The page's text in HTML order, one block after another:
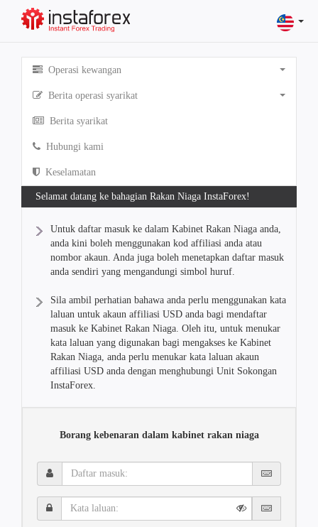
Operasi kewangan
Berita operasi syarikat
Berita syarikat
Hubungi kami
Keselamatan
Selamat datang ke bahagian Rakan Niaga InstaForex!
Untuk daftar masuk ke dalam Kabinet Rakan Niaga anda,
anda kini boleh menggunakan kod affiliasi anda atau
nombor akaun. Anda juga boleh menetapkan daftar masuk
anda sendiri yang mengandungi simbol huruf.
Sila ambil perhatian bahawa anda perlu menggunakan kata
laluan untuk akaun affiliasi USD anda bagi mendaftar
masuk ke Kabinet Rakan Niaga. Oleh itu, untuk menukar
kata laluan yang digunakan bagi mengakses ke Kabinet
Rakan Niaga, anda perlu menukar kata laluan akaun
affiliasi USD anda dengan menghubungi Unit Sokongan
InstaForex.
Borang kebenaran dalam kabinet rakan niaga
Daftar
masuk:
Kata
laluan: